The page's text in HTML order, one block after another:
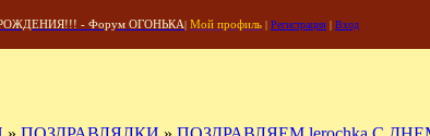
- Форум ОГОНЬКА| Мой профиль | Регистрация | Вход